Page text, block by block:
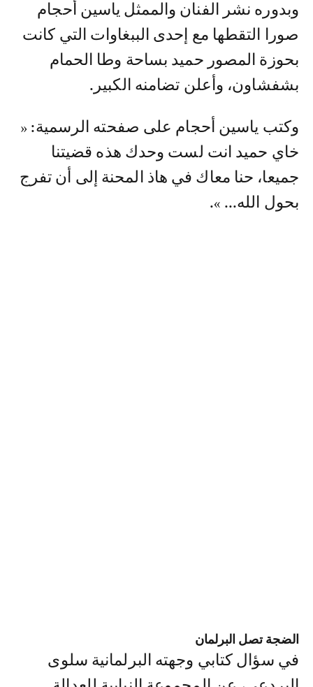
وبدوره نشر الفنان والممثل ياسين أحجام
صورا التقطها مع إحدى الببغاوات التي كانت
بحوزة المصور حميد بساحة وطا الحمام
بشفشاون، وأعلن تضامنه الكبير.
وكتب ياسين أحجام على صفحته الرسمية: «
خاي حميد انت لست وحدك هذه قضيتنا
جميعا، حنا معاك في هاذ المحنة إلى أن تفرج
بحول الله... ».
الضجة تصل البرلمان
في سؤال كتابي وجهته البرلمانية سلوى